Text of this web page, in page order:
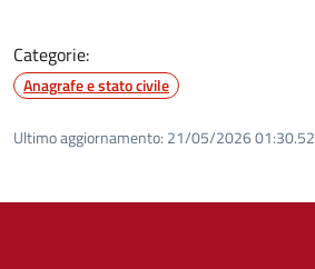
Categorie:
Anagrafe e stato civile
Ultimo aggiornamento: 21/05/2026 01:30.52